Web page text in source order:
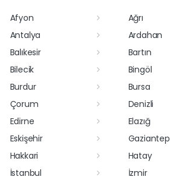
Afyon
Ağrı
Antalya
Ardahan
Balıkesir
Bartın
Bilecik
Bingöl
Burdur
Bursa
Çorum
Denizli
Edirne
Elazığ
Eskişehir
Gaziantep
Hakkari
Hatay
İstanbul
İzmir